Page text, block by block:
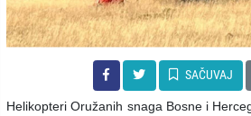
SAČUVAJ
Helikopteri Oružanih snaga Bosne i